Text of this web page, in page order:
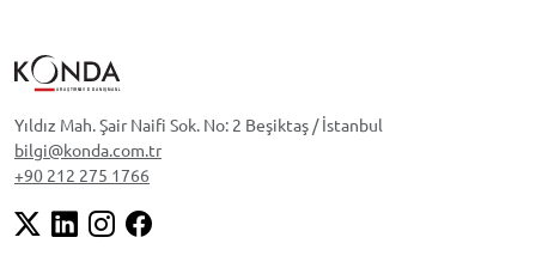
Yıldız Mah. Şair Naifi Sok. No: 2 Beşiktaş / İstanbul
bilgi@konda.com.tr
+90 212 275 1766